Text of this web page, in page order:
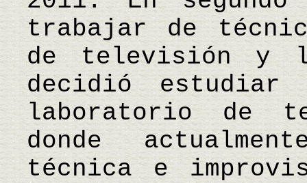
trabajar de
de televisión y
decidió estudiar
laboratorio de
donde
técnica e